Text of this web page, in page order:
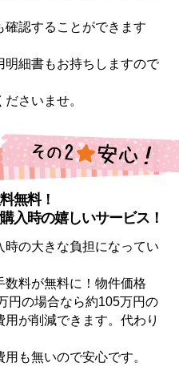
確認することができます
明細書もお持ちしますので
ださいませ。
無料！
入時の嬉しいサービス！
時の大きな負担になってい
数料が無料に！物件価格
円の場合なら約105万円の
用が削減できます。代わり
用も無いので安心です。